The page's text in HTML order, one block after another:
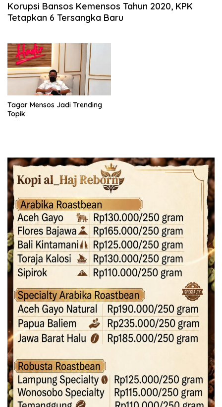
Korupsi Bansos Kemensos Tahun 2020, KPK
Tetapkan 6 Tersangka Baru
Tagar Mensos Jadi Trending
Topik